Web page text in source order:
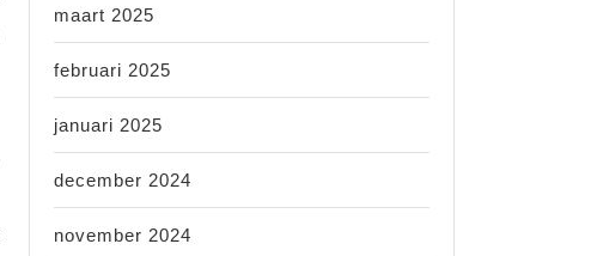
maart 2025
februari 2025
januari 2025
december 2024
november 2024